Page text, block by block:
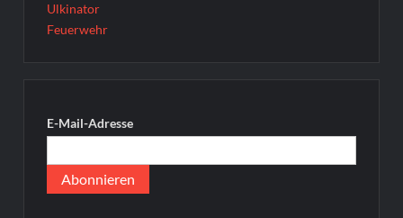
Ulkinator
Feuerwehr
E-Mail-Adresse